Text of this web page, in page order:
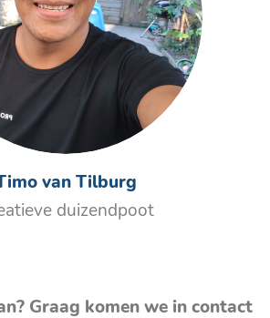
van Tilburg
duizendpoot
Graag komen we in contact